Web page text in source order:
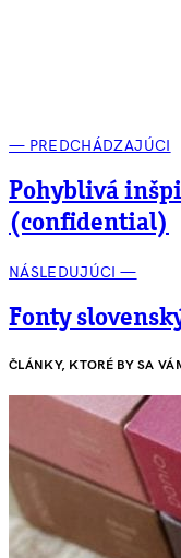
— PREDCHÁDZAJÚCI
Pohyblivá
(confidential)
NÁSLEDUJÚCI —
Fonty
ČLÁNKY, KTORÉ BY SA